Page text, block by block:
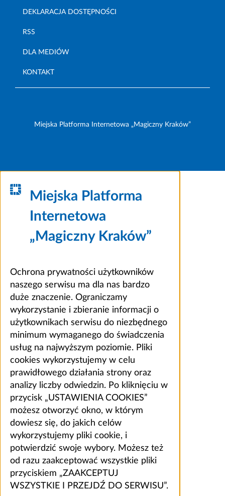
DEKLARACJA DOSTĘPNOŚCI
RSS
DLA MEDIÓW
KONTAKT
Miejska Platforma Internetowa „Magiczny Kraków”
Miejska Platforma
Internetowa
„Magiczny Kraków”
Ochrona prywatności użytkowników
naszego serwisu ma dla nas bardzo
duże znaczenie. Ograniczamy
wykorzystanie i zbieranie informacji o
użytkownikach serwisu do niezbędnego
minimum wymaganego do świadczenia
usług na najwyższym poziomie. Pliki
cookies wykorzystujemy w celu
prawidłowego działania strony oraz
analizy liczby odwiedzin. Po kliknięciu w
przycisk „USTAWIENIA COOKIES”
możesz otworzyć okno, w którym
dowiesz się, do jakich celów
wykorzystujemy pliki cookie, i
potwierdzić swoje wybory. Możesz też
od razu zaakceptować wszystkie pliki
przyciskiem „ZAAKCEPTUJ
WSZYSTKIE I PRZEJDŹ DO SERWISU”.